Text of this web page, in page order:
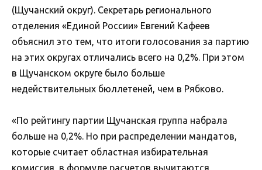
(Щучанский округ). Секретарь регионального
отделения «Единой России» Евгений Кафеев
объяснил это тем, что итоги голосования за партию
на этих округах отличались всего на 0,2%. При этом
в Щучанском округе было больше
недействительных бюллетеней, чем в Рябково.
«По рейтингу партии Щучанская группа набрала
больше на 0,2%. Но при распределении мандатов,
которые считает областная избирательная
комиссия, в формуле расчетов вычитаются